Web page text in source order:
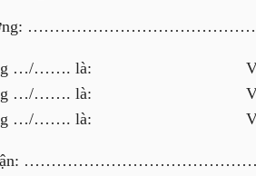
lương:
tháng …/……. là:
tháng …/……. là:
tháng …/……. là:
nhận: